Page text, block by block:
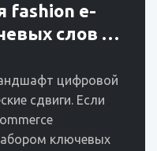
fashion e-
слов …
цифровой
сдвиги. Если
ключевых